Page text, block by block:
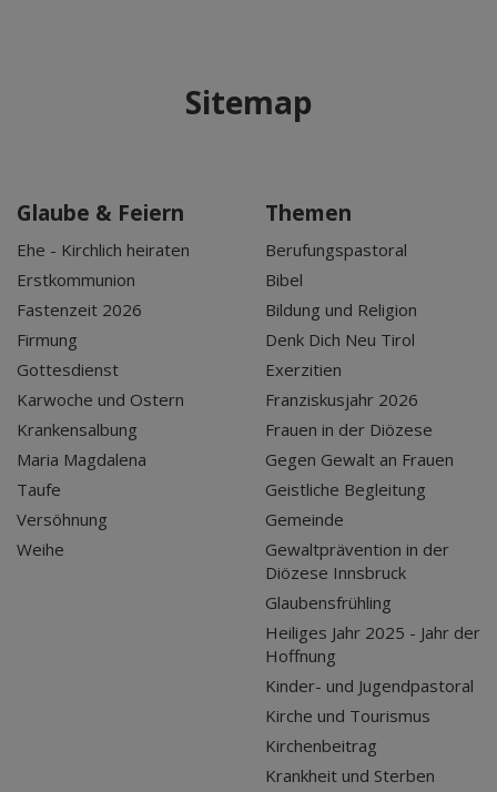
Sitemap
Glaube & Feiern
Ehe - Kirchlich heiraten
Erstkommunion
Fastenzeit 2026
Firmung
Gottesdienst
Karwoche und Ostern
Krankensalbung
Maria Magdalena
Taufe
Versöhnung
Weihe
Themen
Berufungspastoral
Bibel
Bildung und Religion
Denk Dich Neu Tirol
Exerzitien
Franziskusjahr 2026
Frauen in der Diözese
Gegen Gewalt an Frauen
Geistliche Begleitung
Gemeinde
Gewaltprävention in der
Diözese Innsbruck
Glaubensfrühling
Heiliges Jahr 2025 - Jahr der
Hoffnung
Kinder- und Jugendpastoral
Kirche und Tourismus
Kirchenbeitrag
Krankheit und Sterben